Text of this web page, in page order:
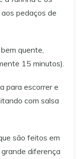
pedaços de
quente,
15 minutos).
para escorrer e
com salsa
são feitos em
diferença